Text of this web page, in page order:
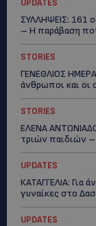
UPDATES
ΣΥΛΛΗΨΕΙΣ: 161
– Η παράβαση
STORIES
ΓΕΝΕΘΛΙΟΣ
άνθρωποι και οι
STORIES
ΕΛΕΝΑ
τριών παιδιών –
UPDATES
ΚΑΤΑΓΓΕΛΙΑ: Για
γυναίκες στο
UPDATES